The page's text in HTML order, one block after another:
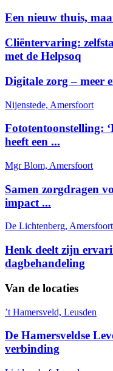
Een nieuw thuis,
Cliëntervaring:
met de Helpsoq
Digitale zorg – meer
Nijenstede, Amersfoort
Fototentoonstelling:
heeft een ...
Mgr Blom, Amersfoort
Samen zorgdragen
impact ...
De Lichtenberg, Amersfoort
Henk deelt zijn
dagbehandeling
Van de locaties
’t Hamersveld, Leusden
De Hamersveldse
verbinding